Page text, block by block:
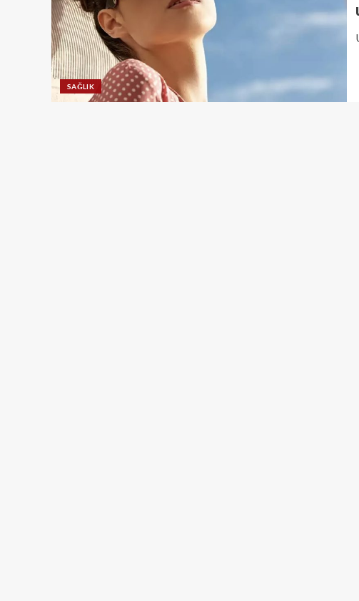
SAĞLIK